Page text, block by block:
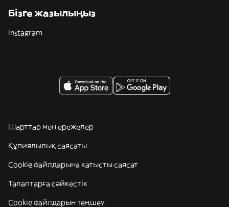
Бізге жазылыңыз
Instagram
Шарттар мен ережелер
Құпиялылық саясаты
Cookie файлдарына қатысты саясат
Талаптарға сәйкестік
Cookie файлдарын теңшеу